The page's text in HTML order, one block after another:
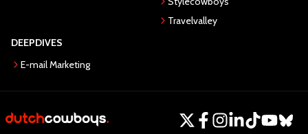
Travelvalley
DEEPDIVES
E-mail Marketing